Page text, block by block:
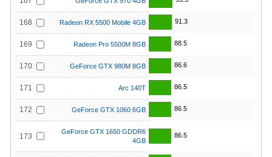
168 Radeon RX 5500 Mobile 4GB 91.3
169 Radeon Pro 5500M 8GB 88.5
170 GeForce GTX 980M 8GB 86.6
171 Arc 140T 86.5
172 GeForce GTX 1060 6GB 86.5
173
GeForce GTX 1650 GDDR6
4GB
86.5